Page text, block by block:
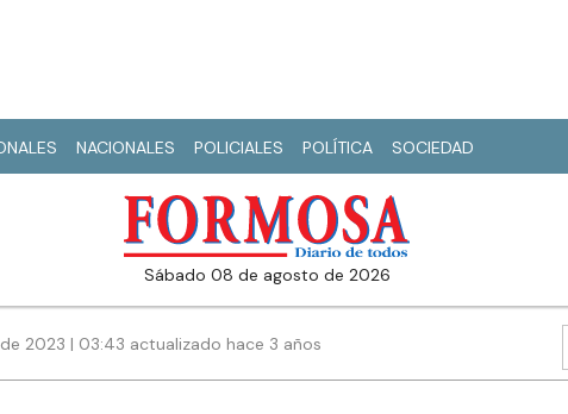
NACIONALES POLICIALES POLÍTICA SOCIEDAD
sábado 08 de agosto de 2026
2023 | 03:43 actualizado hace 3 años